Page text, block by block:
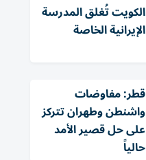
الكويت تُغلق المدرسة
الإيرانية الخاصة
قطر: مفاوضات
واشنطن وطهران تتركز
على حل قصير الأمد
حالياً